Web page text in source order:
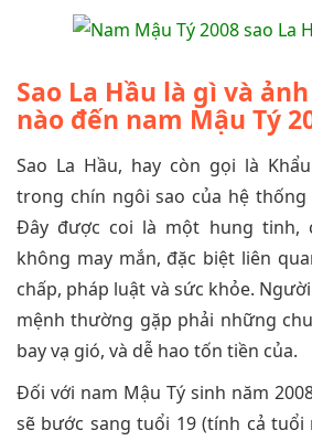
Sao La Hầu là gì và
nào đến nam Mậu Tý
Sao La Hầu, hay còn gọi là
trong chín ngôi sao của hệ thống
Đây được coi là một hung tinh,
không may mắn, đặc biệt liên
chấp, pháp luật và sức khỏe.
mệnh thường gặp phải những
bay vạ gió, và dễ hao tốn tiền của.
Đối với nam Mậu Tý sinh năm
sẽ bước sang tuổi 19 (tính cả